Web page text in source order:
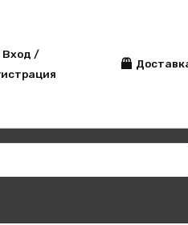
Вход /